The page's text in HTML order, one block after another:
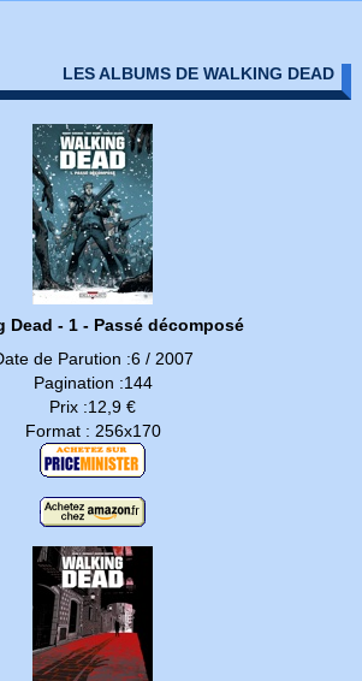
LES ALBUMS DE WALKING DEAD
Dead - 1 - Passé décomposé
de Parution :6 / 2007
Pagination :144
Prix :12,9 €
Format : 256x170